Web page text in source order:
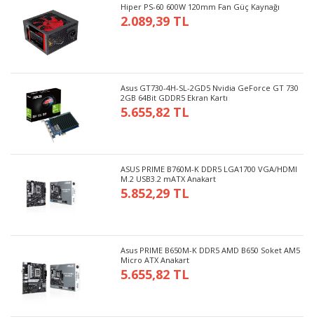
Hiper PS-60 600W 120mm Fan Güç Kaynağı
2.089,39 TL
Asus GT730-4H-SL-2GD5 Nvidia GeForce GT 730
2GB 64Bit GDDR5 Ekran Kartı
5.655,82 TL
ASUS PRIME B760M-K DDR5 LGA1700 VGA/HDMI
M.2 USB3.2 mATX Anakart
5.852,29 TL
Asus PRIME B650M-K DDR5 AMD B650 Soket AM5
Micro ATX Anakart
5.655,82 TL